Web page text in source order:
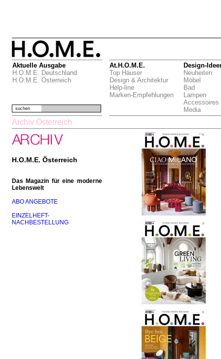
Aktuelle Ausgabe
H.O.M.E. Deutschland
H.O.M.E. Österreich
At.H.O.M.E.
Top Häuser
Design & Architektur
Help-line
Marken-Empfehlungen
Design-
Neuheiten
Möbel
Bad
Lampen
Accessoires
Media
suchen
Archiv Österreich
H.O.M.E. Österreich
Das Magazin für eine moderne
Lebenswelt
ABO ANGEBOTE
EINZELHEFT-
NACHBESTELLUNG